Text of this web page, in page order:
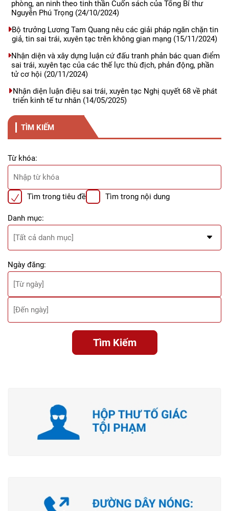
phòng, an ninh theo tinh thần Cuốn sách của Tổng Bí thư
Nguyễn Phú Trọng(24/10/2024)
Bộ trưởng Lương Tam Quang nêu các giải pháp ngăn chặn tin
giả, tin sai trái, xuyên tạc trên không gian mạng (15/11/2024)
Nhận diện và xây dựng luận cứ đấu tranh phản bác quan điểm
sai trái, xuyên tạc của các thế lực thù địch, phản động, phần
tử cơ hội (20/11/2024)
Nhận diện luận điệu sai trái, xuyên tạc Nghị quyết 68 về phát
triển kinh tế tư nhân (14/05/2025)
TÌM KIẾM
Từ khóa:
Tìm trong tiêu đề Tìm trong nội dung
Danh mục:
Ngày đăng:
Tìm Kiếm